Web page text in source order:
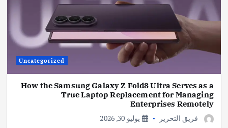
Uncategorized
How the Samsung Galaxy Z Fold8 Ultra Serves as a
True Laptop Replacement for Managing
Enterprises Remotely
فريق التحرير
يوليو 30, 2026